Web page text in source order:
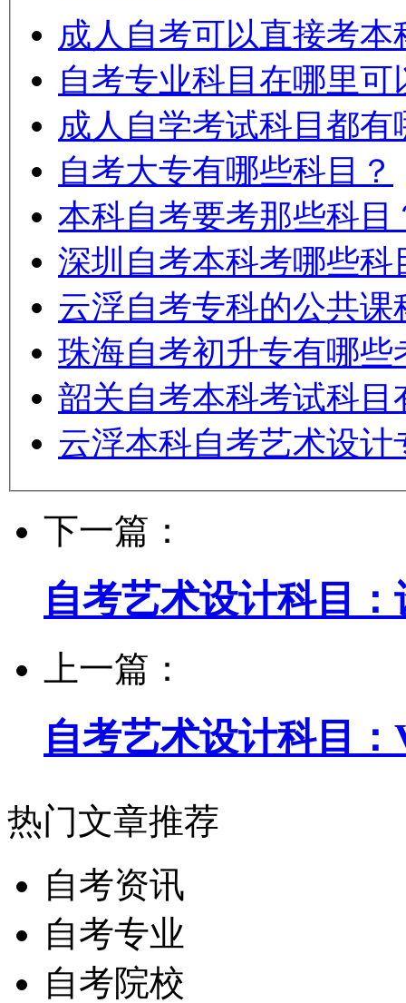
成人自考可以直接考本
自考专业科目在哪里可
成人自学考试科目都有
自考大专有哪些科目？
本科自考要考那些科目
深圳自考本科考哪些科
云浮自考专科的公共课
珠海自考初升专有哪些
韶关自考本科考试科目
云浮本科自考艺术设
下一篇：
自考艺术设计科目
上一篇：
自考艺术设计科目
热门文章推荐
自考资讯
自考专业
自考院校